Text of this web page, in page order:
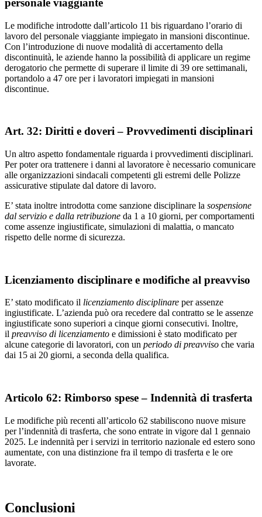
personale viaggiante
Le modifiche introdotte dall’articolo 11 bis riguardano l’orario di
lavoro del personale viaggiante impiegato in mansioni discontinue.
Con l’introduzione di nuove modalità di accertamento della
discontinuità, le aziende hanno la possibilità di applicare un regime
derogatorio che permette di superare il limite di 39 ore settimanali,
portandolo a 47 ore per i lavoratori impiegati in mansioni
discontinue.
Art. 32: Diritti e doveri – Provvedimenti disciplinari
Un altro aspetto fondamentale riguarda i provvedimenti disciplinari.
Per poter ora trattenere i danni al lavoratore è necessario comunicare
alle organizzazioni sindacali competenti gli estremi delle Polizze
assicurative stipulate dal datore di lavoro.
E’ stata inoltre introdotta come sanzione disciplinare la sospensione
dal servizio e dalla retribuzione da 1 a 10 giorni, per comportamenti
come assenze ingiustificate, simulazioni di malattia, o mancato
rispetto delle norme di sicurezza.
Licenziamento disciplinare e modifiche al preavviso
E’ stato modificato il licenziamento disciplinare per assenze
ingiustificate. L’azienda può ora recedere dal contratto se le assenze
ingiustificate sono superiori a cinque giorni consecutivi. Inoltre,
il preavviso di licenziamento e dimissioni è stato modificato per
alcune categorie di lavoratori, con un periodo di preavviso che varia
dai 15 ai 20 giorni, a seconda della qualifica.
Articolo 62: Rimborso spese – Indennità di trasferta
Le modifiche più recenti all’articolo 62 stabiliscono nuove misure
per l’indennità di trasferta, che sono entrate in vigore dal 1 gennaio
2025. Le indennità per i servizi in territorio nazionale ed estero sono
aumentate, con una distinzione fra il tempo di trasferta e le ore
lavorate.
Conclusioni